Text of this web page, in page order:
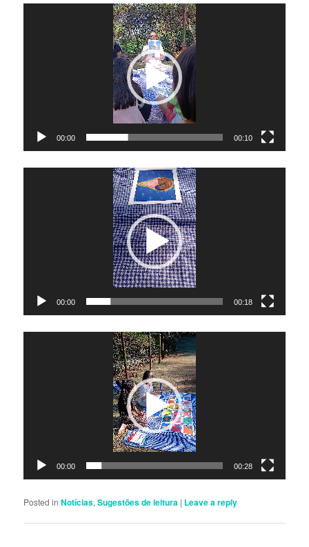
00:00 00:10
00:00 00:18
00:00 00:28
Posted in Notícias,Sugestões de leitura | Leave a reply